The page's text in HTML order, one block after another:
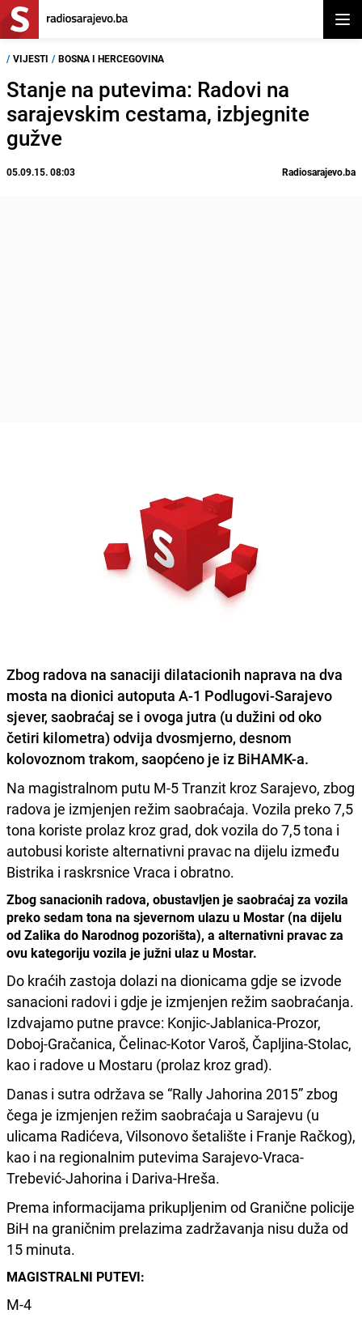
/ VIJESTI / BOSNA I HERCEGOVINA
Stanje na putevima: Radovi na
sarajevskim cestama, izbjegnite
gužve
05.09.15. 08:03 Radiosarajevo.ba
Zbog radova na sanaciji dilatacionih naprava na dva
mosta na dionici autoputa A-1 Podlugovi-Sarajevo
sjever, saobraćaj se i ovoga jutra (u dužini od oko
četiri kilometra)odvija dvosmjerno, desnom
kolovoznom trakom, saopćeno je iz BiHAMK-a.
Na magistralnom putu M-5 Tranzit kroz Sarajevo, zbog
radova je izmjenjen režim saobraćaja. Vozila preko 7,5
tona koriste prolaz kroz grad, dok vozila do 7,5 tona i
autobusi koriste alternativni pravac na dijelu između
Bistrika i raskrsnice Vraca i obratno.
Zbog sanacionih radova, obustavljen je saobraćaj za vozila
preko sedam tona na sjevernom ulazu u Mostar (na dijelu
od Zalika do Narodnog pozorišta), a alternativni pravac za
ovu kategoriju vozila je južni ulaz u Mostar.
Do kraćih zastoja dolazi na dionicama gdje se izvode
sanacioni radovi i gdje je izmjenjen režim saobraćanja.
Izdvajamo putne pravce: Konjic-Jablanica-Prozor,
Doboj-Gračanica, Čelinac-Kotor Varoš, Čapljina-Stolac,
kao i radove u Mostaru (prolaz kroz grad).
Danas i sutra održava se “Rally Jahorina 2015” zbog
čega je izmjenjen režim saobraćaja u Sarajevu (u
ulicama Radićeva, Vilsonovo šetalište i Franje Račkog),
kao i na regionalnim putevima Sarajevo-Vraca-
Trebević-Jahorina i Dariva-Hreša.
Prema informacijama prikupljenim od Granične policije
BiH na graničnim prelazima zadržavanja nisu duža od
15 minuta.
MAGISTRALNI PUTEVI:
M-4